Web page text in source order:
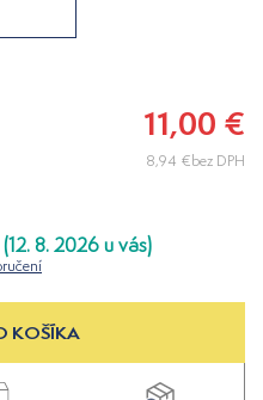
11,00 €
8,94 €bez DPH
8. 2026 u vás)
KOŠÍKA